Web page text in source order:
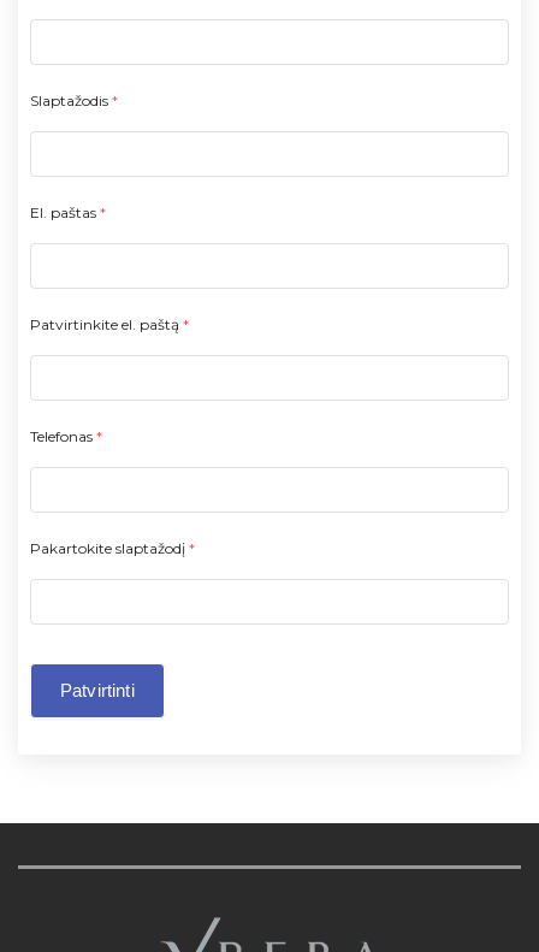
Slaptažodis *
El. paštas *
Patvirtinkite el. paštą *
Telefonas *
Pakartokite slaptažodį *
Patvirtinti